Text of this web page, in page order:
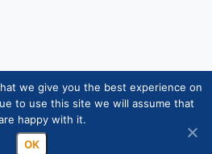
Rotarypalvelu ry 2026 |
tietosuojaseloste|Henkilötietojen
Rotarytoiminnassa
we give you the best experience on
to use this site we will assume that
happy with it.
OK